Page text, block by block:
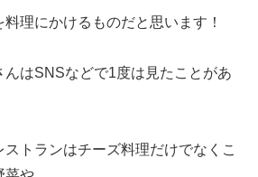
理にかけるものだと思います！
んはSNSなどで1度は見たことがあ
トランはチーズ料理だけでなくこ